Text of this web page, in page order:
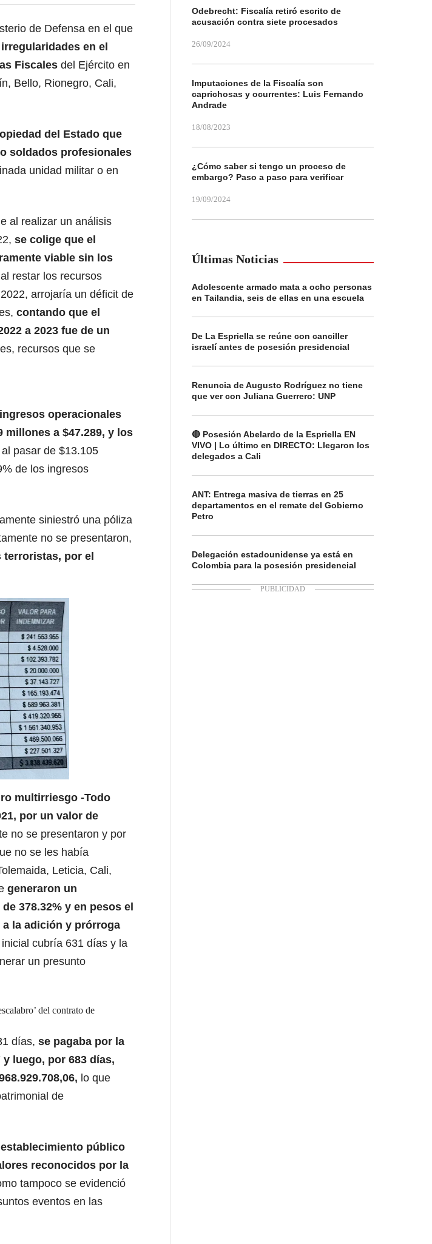
de Defensa en el que
en el
Fiscales del Ejército en
Bello, Rionegro, Cali,
del Estado que
soldados profesionales
unidad militar o en
al realizar un análisis
se colige que el
viable sin los
restar los recursos
arrojaría un déficit de
contando que el
a 2023 fue de un
recursos que se
operacionales
millones a $47.289, y los
al pasar de $13.105
de los ingresos
siniestró una póliza
no se presentaron,
terroristas, por el
multirriesgo -Todo
por un valor de
no se presentaron y por
no se les había
Leticia, Cali,
generaron un
378.32% y en pesos el
a la adición y prórroga
cubría 631 días y la
un presunto
del contrato de
días, se pagaba por la
y luego, por 683 días,
lo que
de
público
reconocidos por la
tampoco se evidenció
eventos en las
Odebrecht: Fiscalía retiró escrito de
acusación contra siete procesados
26/09/2024
Imputaciones de la Fiscalía son
caprichosas y ocurrentes: Luis Fernando
Andrade
18/08/2023
¿Cómo saber si tengo un proceso de
embargo? Paso a paso para verificar
19/09/2024
Últimas Noticias
Adolescente armado mata a ocho personas
en Tailandia, seis de ellas en una escuela
De La Espriella se reúne con canciller
israelí antes de posesión presidencial
Renuncia de Augusto Rodríguez no tiene
que ver con Juliana Guerrero: UNP
🔴 Posesión Abelardo de la Espriella EN
VIVO | Lo último en DIRECTO: Llegaron los
delegados a Cali
ANT: Entrega masiva de tierras en 25
departamentos en el remate del Gobierno
Petro
Delegación estadounidense ya está en
Colombia para la posesión presidencial